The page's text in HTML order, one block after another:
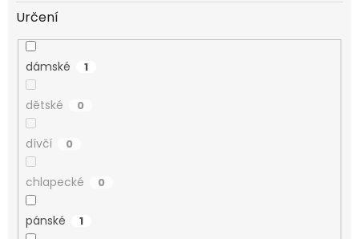
Určení
dámské 1
dětské 0
dívčí 0
chlapecké 0
pánské 1